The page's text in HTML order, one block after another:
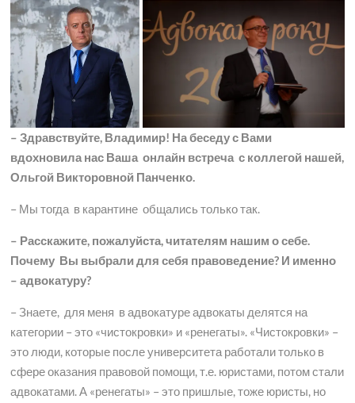
– Здравствуйте, Владимир! На беседу с Вами
вдохновила нас Ваша онлайн встреча с коллегой нашей,
Ольгой Викторовной Панченко.
– Мы тогда в карантине общались только так.
– Расскажите, пожалуйста, читателям нашим о себе.
Почему Вы выбрали для себя правоведение? И именно
– адвокатуру?
– Знаете, для меня в адвокатуре адвокаты делятся на
категории – это «чистокровки» и «ренегаты». «Чистокровки» –
это люди, которые после университета работали только в
сфере оказания правовой помощи, т.е. юристами, потом стали
адвокатами. А «ренегаты» – это пришлые, тоже юристы, но